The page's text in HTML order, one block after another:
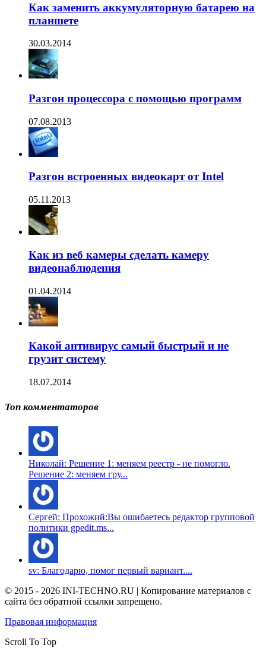
Как заменить аккумуляторную батарею на
планшете
30.03.2014
Разгон процессора с помощью программ
07.08.2013
Разгон встроенных видеокарт от Intel
05.11.2013
Как из веб камеры сделать камеру
видеонаблюдения
01.04.2014
Какой антивирус самый быстрый и не
грузит систему
18.07.2014
Топ комментаторов
Николай: Решение 1: меняем реестр - не помогло.
Решение 2: меняем гру...
Сергей: Прохожий:Вы ошибаетесь редактор групповой
политики gpedit.ms...
sv: Благодарю, помог первый вариант....
© 2015 - 2026 INI-TECHNO.RU | Копирование материалов с
сайта без обратной ссылки запрещено.
Правовая информация
Scroll To Top